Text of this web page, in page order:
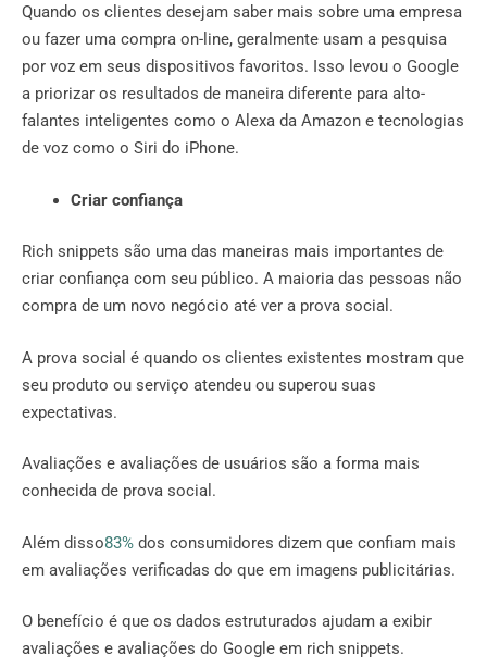
Quando os clientes desejam saber mais sobre uma empresa
ou fazer uma compra on-line, geralmente usam a pesquisa
por voz em seus dispositivos favoritos. Isso levou o Google
a priorizar os resultados de maneira diferente para alto-
falantes inteligentes como o Alexa da Amazon e tecnologias
de voz como o Siri do iPhone.
Criar confiança
Rich snippets são uma das maneiras mais importantes de
criar confiança com seu público. A maioria das pessoas não
compra de um novo negócio até ver a prova social.
A prova social é quando os clientes existentes mostram que
seu produto ou serviço atendeu ou superou suas
expectativas.
Avaliações e avaliações de usuários são a forma mais
conhecida de prova social.
Além disso83% dos consumidores dizem que confiam mais
em avaliações verificadas do que em imagens publicitárias.
O benefício é que os dados estruturados ajudam a exibir
avaliações e avaliações do Google em rich snippets.